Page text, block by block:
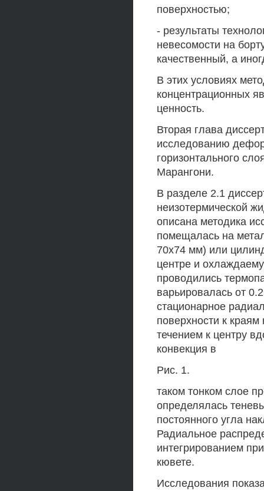
поверхностью;
- результаты
невесомости на
качественный, а
В этих условиях
концентрационных
ценность.
Вторая глава
исследованию
горизонтального
Марангони.
В разделе 2.1
неизотермической
описана методика
помещалась на
70x74 мм) или
центре и
проводились
варьировалась от
стационарное
поверхности к
течением к центру
конвекция в
Рис. 1.
таком тонком слое
определялась
постоянного угла
Радиальное
интегрированием
кювете.
Исследования